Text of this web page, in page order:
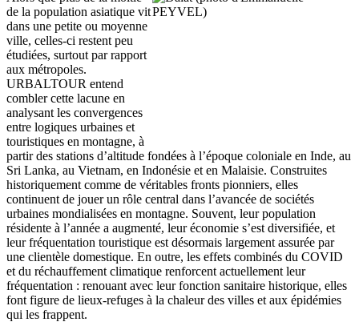
de la population asiatique vit
dans une petite ou moyenne
ville, celles-ci restent peu
étudiées, surtout par rapport
aux métropoles.
URBALTOUR entend
combler cette lacune en
analysant les convergences
entre logiques urbaines et
touristiques en montagne, à
partir des stations d’altitude fondées à l’époque coloniale en Inde, au
Sri Lanka, au Vietnam, en Indonésie et en Malaisie. Construites
historiquement comme de véritables fronts pionniers, elles
continuent de jouer un rôle central dans l’avancée de sociétés
urbaines mondialisées en montagne. Souvent, leur population
résidente à l’année a augmenté, leur économie s’est diversifiée, et
leur fréquentation touristique est désormais largement assurée par
une clientèle domestique. En outre, les effets combinés du COVID
et du réchauffement climatique renforcent actuellement leur
fréquentation : renouant avec leur fonction sanitaire historique, elles
font figure de lieux-refuges à la chaleur des villes et aux épidémies
qui les frappent.